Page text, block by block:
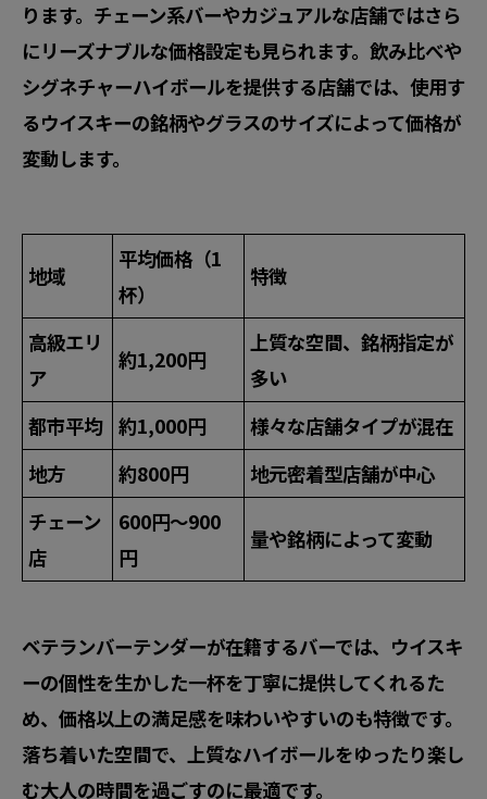
ります。チェーン系バーやカジュアルな店舗ではさら
にリーズナブルな価格設定も見られます。飲み比べや
シグネチャーハイボールを提供する店舗では、使用す
るウイスキーの銘柄やグラスのサイズによって価格が
変動します。
地域
平均価格（1
杯）
特徴
高級エリ
ア
約1,200円
上質な空間、銘柄指定が
多い
都市平均 約1,000円
様々な店舗タイプが混在
地方
約800円
地元密着型店舗が中心
チェーン
店
600円〜900
円
量や銘柄によって変動
ベテランバーテンダーが在籍するバーでは、ウイスキ
ーの個性を生かした一杯を丁寧に提供してくれるた
め、価格以上の満足感を味わいやすいのも特徴です。
落ち着いた空間で、上質なハイボールをゆったり楽し
む大人の時間を過ごすのに最適です。